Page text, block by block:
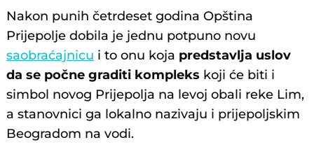
Nakon punih četrdeset godina Opština
Prijepolje dobila je jednu potpuno novu
saobraćajnicu i to onu koja predstavlja uslov
da se počne graditi kompleks koji će biti i
simbol novog Prijepolja na levoj obali reke Lim,
a stanovnici ga lokalno nazivaju i prijepoljskim
Beogradom na vodi.